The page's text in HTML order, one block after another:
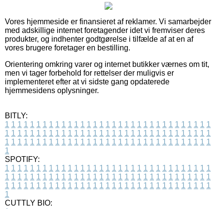
Vores hjemmeside er finansieret af reklamer. Vi samarbejder
med adskillige internet foretagender idet vi fremviser deres
produkter, og indhenter godtgørelse i tilfælde af at en af
vores brugere foretager en bestilling.
Orientering omkring varer og internet butikker værnes om tit,
men vi tager forbehold for rettelser der muligvis er
implementeret efter at vi sidste gang opdaterede
hjemmesidens oplysninger.
BITLY:
1 1 1 1 1 1 1 1 1 1 1 1 1 1 1 1 1 1 1 1 1 1 1 1 1 1 1 1 1 1 1 1 1
1 1 1 1 1 1 1 1 1 1 1 1 1 1 1 1 1 1 1 1 1 1 1 1 1 1 1 1 1 1 1 1 1
1 1 1 1 1 1 1 1 1 1 1 1 1 1 1 1 1 1 1 1 1 1 1 1 1 1 1 1 1 1 1 1 1
1
SPOTIFY:
1 1 1 1 1 1 1 1 1 1 1 1 1 1 1 1 1 1 1 1 1 1 1 1 1 1 1 1 1 1 1 1 1
1 1 1 1 1 1 1 1 1 1 1 1 1 1 1 1 1 1 1 1 1 1 1 1 1 1 1 1 1 1 1 1 1
1 1 1 1 1 1 1 1 1 1 1 1 1 1 1 1 1 1 1 1 1 1 1 1 1 1 1 1 1 1 1 1 1
1
CUTTLY BIO: